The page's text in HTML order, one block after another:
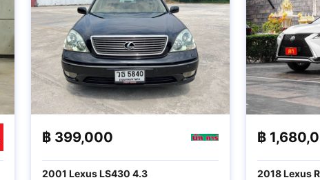
฿ 399,000
2001 Lexus LS430 4.3
฿
2018 Lexus